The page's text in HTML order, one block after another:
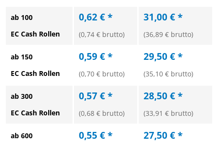
ab 100
EC Cash Rollen
0,62 € *
(0,74 € brutto)
31,00 € *
(36,89 € brutto)
ab 150
EC Cash Rollen
0,59 € *
(0,70 € brutto)
29,50 € *
(35,10 € brutto)
ab 300
EC Cash Rollen
0,57 € *
(0,68 € brutto)
28,50 € *
(33,91 € brutto)
ab 600
0,55 € * 27,50 € *